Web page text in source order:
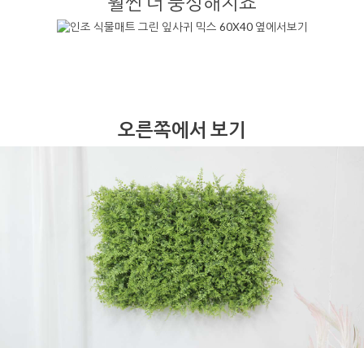
오른쪽에서 보기